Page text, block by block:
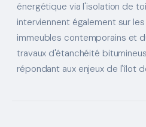
énergétique via l'isolation de
interviennent également sur
immeubles contemporains et
travaux d'étanchéité
répondant aux enjeux de l'îlot